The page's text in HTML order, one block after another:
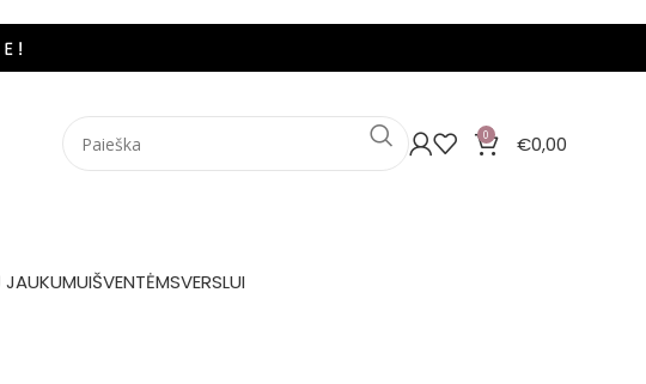
0 €0,00
ŠVENTĖMSVERSLUI